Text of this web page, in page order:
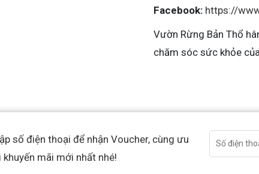
Facebook: https://
Vườn Rừng Bản Thổ
chăm sóc sức khỏe
số điện thoại để nhận Voucher, cùng ưu
khuyến mãi mới nhất nhé!